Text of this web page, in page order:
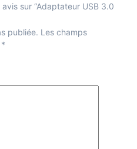
sur “Adaptateur USB 3.0
publiée. Les champs
*